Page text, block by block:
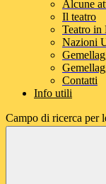
Alcune
Il teatro
Teatro in
Nazioni
Contatti
Info utili
Campo di ricerca per